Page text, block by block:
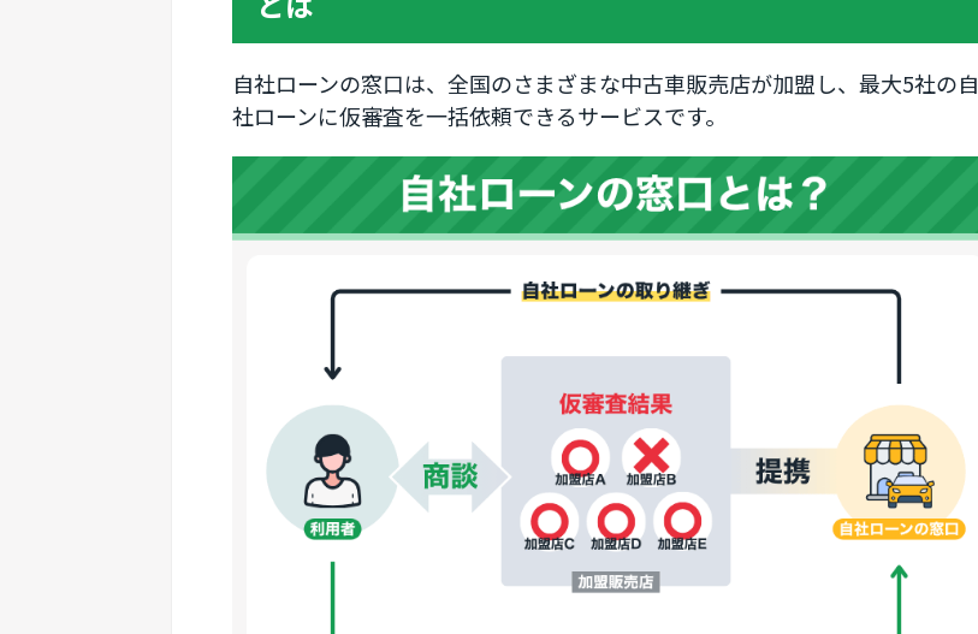
自社ローンの窓口は、全国のさまざまな中古車販売店が加盟し、最大5社の自
社ローンに仮審査を一括依頼できるサービスです。